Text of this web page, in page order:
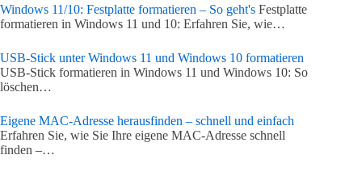
Windows 11/10: Festplatte formatieren – So geht's Festplatte
formatieren in Windows 11 und 10: Erfahren Sie, wie…
USB-Stick unter Windows 11 und Windows 10 formatieren
USB-Stick formatieren in Windows 11 und Windows 10: So
löschen…
Eigene MAC-Adresse herausfinden – schnell und einfach
Erfahren Sie, wie Sie Ihre eigene MAC-Adresse schnell
finden –…